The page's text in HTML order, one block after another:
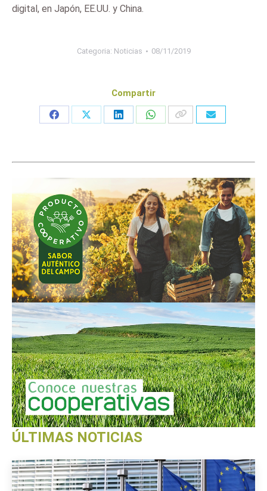
digital, en Japón, EE.UU. y China.
Categoria: Noticias 08/11/2019
Compartir
Share
Share
Share
Share
ÚLTIMAS NOTICIAS